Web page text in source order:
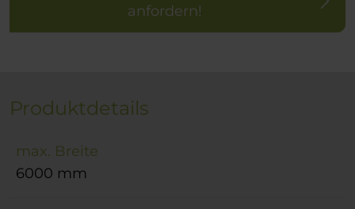
anfordern!
Produktdetails
max. Breite
6000 mm